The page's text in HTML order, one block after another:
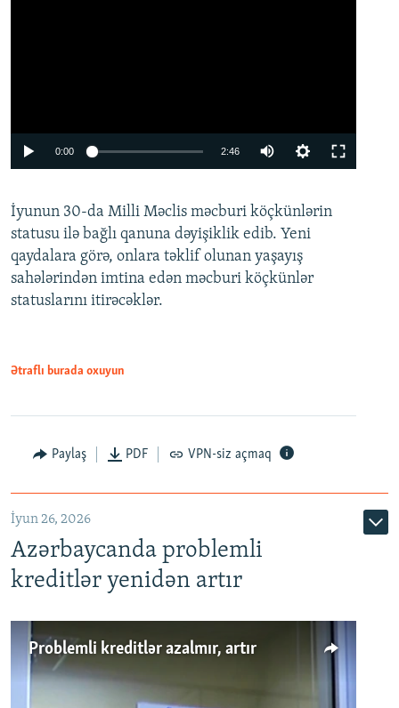
Auto 240p 360p 480p
720p 1080p
0:00 2:46
360p
480p
720p
İyunun 30-da Milli Məclis məcburi köçkünlərin
statusu ilə bağlı qanuna dəyişiklik edib. Yeni
qaydalara görə, onlara təklif olunan yaşayış
sahələrindən imtina edən məcburi köçkünlər
statuslarını itirəcəklər.
Ətraflı burada oxuyun
Paylaş PDF VPN-siz açmaq
İyun 26, 2026
Azərbaycanda problemli
kreditlər yenidən artır
Problemli kreditlər azalmır, artır